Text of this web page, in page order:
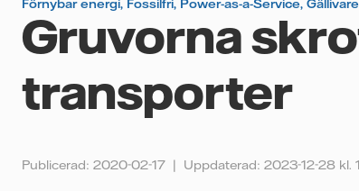
Förnybar energi, Fossilfri, Power-as-a-Service, Gällivare
Gruvorna
transporter
Publicerad: 2020-02-17 Uppdaterad: 2023-12-28 kl.